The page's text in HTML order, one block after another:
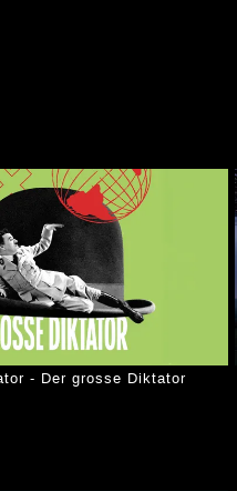
- Der grosse Diktator